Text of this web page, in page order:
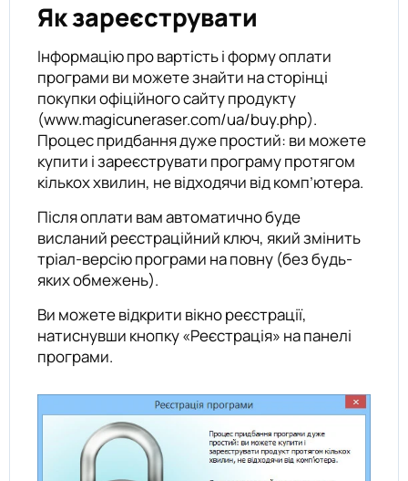
Як зареєструвати
Інформацію про вартість і форму оплати
програми ви можете знайти на сторінці
покупки офіційного сайту продукту
(www.magicuneraser.com/ua/buy.php).
Процес придбання дуже простий: ви можете
купити і зареєструвати програму протягом
кількох хвилин, не відходячи від комп’ютера.
Після оплати вам автоматично буде
висланий реєстраційний ключ, який змінить
тріал-версію програми на повну (без будь-
яких обмежень).
Ви можете відкрити вікно реєстрації,
натиснувши кнопку «Реєстрація» на панелі
програми.